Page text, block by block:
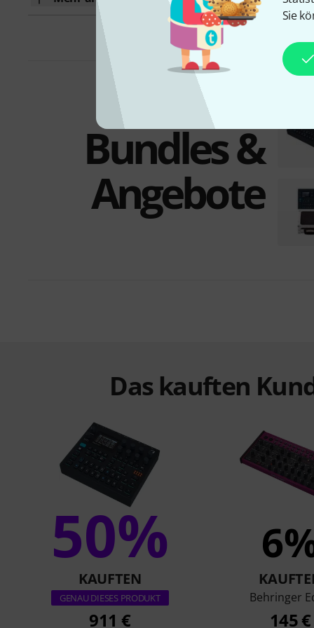
Sie
Bundles &
Angebote
Das kauften
50%
KAUFTEN
GENAU DIESES PRODUKT
911 €
Behringer
145 €